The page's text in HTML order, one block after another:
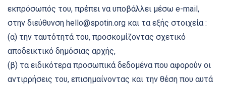
εκπρόσωπός του, πρέπει να υποβάλλει μέσω e-mail,
στην διεύθυνση hello@spotin.org και τα εξής στοιχεία :
(α) την ταυτότητά του, προσκομίζοντας σχετικό
αποδεικτικό δημόσιας αρχής,
(β) τα ειδικότερα προσωπικά δεδομένα που αφορούν οι
αντιρρήσεις του, επισημαίνοντας και την θέση που αυτά